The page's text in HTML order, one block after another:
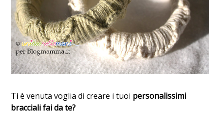
Ti è venuta voglia di creare i tuoi personalissimi
bracciali fai da te?